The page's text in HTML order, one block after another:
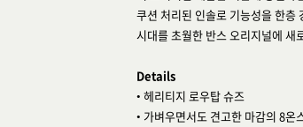
쿠션 처리된 인솔로 기능성을 한층
시대를 초월한 반스 오리지널에 새
Details
• 헤리티지 로우탑 슈즈
• 가벼우면서도 견고한 마감의 8온